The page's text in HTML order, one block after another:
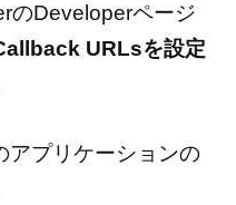
のDeveloperページ
URLsを設定
アプリケーションの